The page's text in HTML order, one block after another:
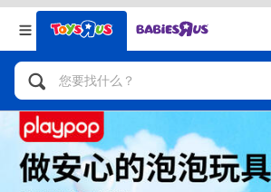
返回
分类目录
人气英雄，角色扮演，射击玩具
自行车，滑板车，骑乘车
返回
品牌